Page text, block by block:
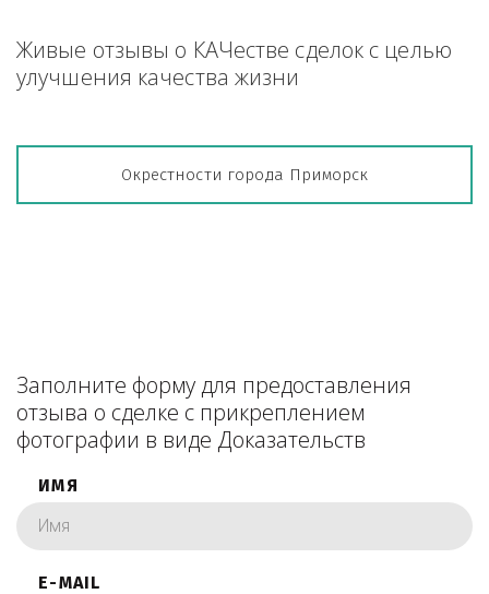
Живые отзывы о КАЧестве сделок с целью
улучшения качества жизни
Окрестности города Приморск
Заполните форму для предоставления
отзыва о сделке с прикреплением
фотографии в виде Доказательств
ИМЯ
E-MAIL